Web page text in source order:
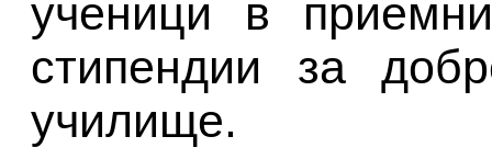
ученици в
стипендии за
училище.